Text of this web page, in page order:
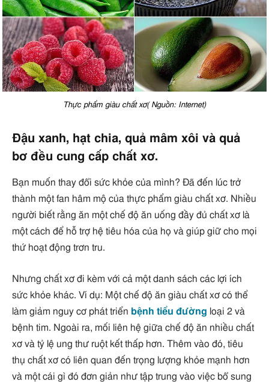
Thực phẩm giàu chất xơ( Nguồn: Internet)
Đậu xanh, hạt chia, quả mâm xôi và quả
bơ đều cung cấp chất xơ.
Bạn muốn thay đổi sức khỏe của mình? Đã đến lúc trở
thành một fan hâm mộ của thực phẩm giàu chất xơ. Nhiều
người biết rằng ăn một chế độ ăn uống đầy đủ chất xơ là
một cách để hỗ trợ hệ tiêu hóa của họ và giúp giữ cho mọi
thứ hoạt động trơn tru.
Nhưng chất xơ đi kèm với cả một danh sách các lợi ích
sức khỏe khác. Ví dụ: Một chế độ ăn giàu chất xơ có thể
làm giảm nguy cơ phát triển bệnh tiểu đường loại 2 và
bệnh tim. Ngoài ra, mối liên hệ giữa chế độ ăn nhiều chất
xơ và tỷ lệ ung thư ruột kết thấp hơn. Thêm vào đó, tiêu
thụ chất xơ có liên quan đến trọng lượng khỏe mạnh hơn
và một cái gì đó đơn giản như tập trung vào việc bổ sung